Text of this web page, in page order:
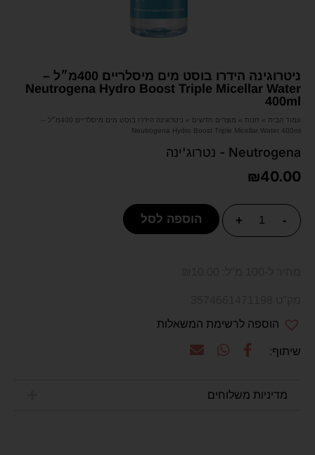
ניטרוגינה הידרו בוסט מים מיסלריים 400מ״ל –
Neutrogena Hydro Boost Triple Micellar Water
400ml
עמוד הבית » חנות » מוצרים חדשים »
ניטרוגינה הידרו בוסט מים מיסלריים 400מ״ל –
Neutrogena Hydro Boost Triple Micellar Water 400ml
Neutrogena - נטרוג'ינה
₪40.00
-
+ הוספה לסל
הוספה לרשימת המשאלות
מדיניות משלוחים